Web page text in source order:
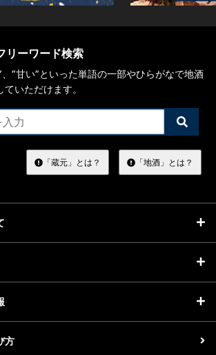
リーワード検索
、”甘い”といった単語の一部やひらがなで地酒
ていただけます。
検
索
す
る
「蔵元」とは？ 「地酒」とは？
方